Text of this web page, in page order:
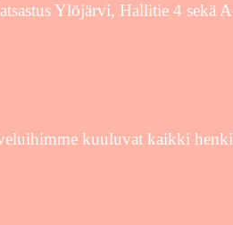
Ylöjärvi, Hallitie 4 sekä
kuuluvat kaikki